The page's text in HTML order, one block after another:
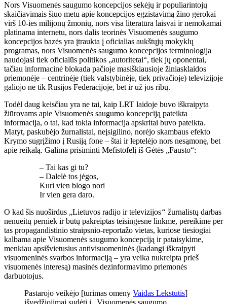
Nors Visuomenės saugumo koncepcijos sekėjų ir populiarintojų
skaičiavimais šiuo metu apie koncepcijos egzistavimą žino gerokai
virš 10-ies milijonų žmonių, nors visa literatūra laisvai ir nemokamai
platinama internetu, nors dalis teorinės Visuomenės saugumo
koncepcijos bazės yra įtraukta į oficialias aukštųjų mokyklų
programas, nors Visuomenės saugumo koncepcijos terminologija
naudojasi tiek oficialūs politikos „autoritetai“, tiek jų oponentai,
tačiau informacinė blokada pačioje masiškiausioje žiniasklaidos
priemonėje – centrinėje (tiek valstybinėje, tiek privačioje) televizijoje
galiojo ne tik Rusijos Federacijoje, bet ir už jos ribų.
Todėl daug keisčiau yra ne tai, kaip LRT laidoje buvo iškraipyta
žiūrovams apie Visuomenės saugumo koncepciją pateikta
informacija, o tai, kad tokia informacija apskritai buvo pateikta.
Matyt, paskubėjo žurnalistai, neįsigilino, norėjo skambaus efekto
Krymo sugrįžimo į Rusiją fone – štai ir leptelėjo nors nesąmonę, bet
apie reikalą. Galima prisiminti Mefistofelį iš Gėtės „Fausto“:
– Tai kas gi tu?
– Dalelė tos jėgos,
Kuri vien blogo nori
Ir vien gera daro.
O kad šis nuoširdus „Lietuvos radijo ir televizijos“ žurnalistų darbas
nenueitų perniek ir būtų pakreiptas teisingesne linkme, pereikime per
tas propagandistinio straipsnio-reportažo vietas, kuriose tiesiogiai
kalbama apie Visuomenės saugumo koncepciją ir pataisykime,
menkiau apsišvietusius antivisuomeninės (kadangi iškraipyti
visuomeninės svarbos informaciją – yra veika nukreipta prieš
visuomenės interesą) masinės dezinformavimo priemonės
darbuotojus.
Pastarojo veikėjo [turimas omeny Vaidas Lekstutis]
išvedžiojimai sudėti į „Visuomenės saugumo